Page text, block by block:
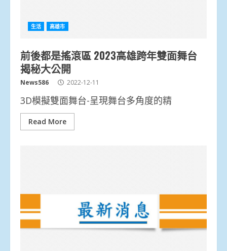
生活 高雄市
前後都是搖滾區 2023高雄跨年雙面舞台
揭秘大公開
News586 2022-12-11
3D模擬雙面舞台-呈現舞台多角度的精
Read More